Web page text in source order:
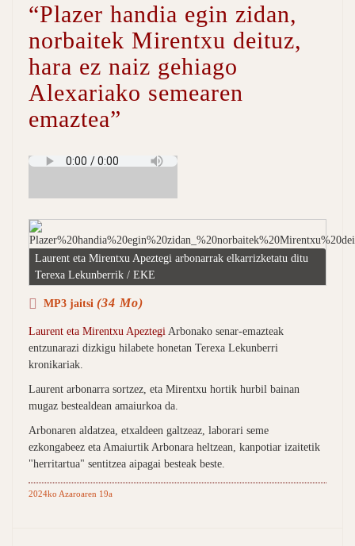
“Plazer handia egin zidan,
norbaitek Mirentxu deituz,
hara ez naiz gehiago
Alexariako semearen
emaztea”
Laurent eta Mirentxu Apeztegi arbonarrak elkarrizketatu ditu
Terexa Lekunberrik / EKE
MP3 jaitsi (34 Mo)
Laurent eta Mirentxu Apeztegi Arbonako senar-emazteak
entzunarazi dizkigu hilabete honetan Terexa Lekunberri
kronikariak.
Laurent arbonarra sortzez, eta Mirentxu hortik hurbil bainan
mugaz bestealdean amaiurkoa da.
Arbonaren aldatzea, etxaldeen galtzeaz, laborari seme
ezkongabeez eta Amaiurtik Arbonara heltzean, kanpotiar izaitetik
"herritartua" sentitzea aipagai besteak beste.
2024ko Azaroaren 19a